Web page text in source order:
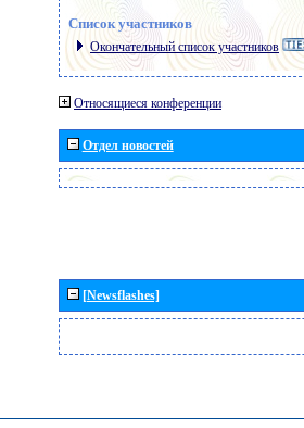
Список участников
Окончательный список участников
Относящиеся конференции
Отдел новостей
[Newsflashes]